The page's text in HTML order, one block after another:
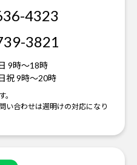
4323
3821
9時～18時
祝 9時～20時
い合わせは週明けの対応になり